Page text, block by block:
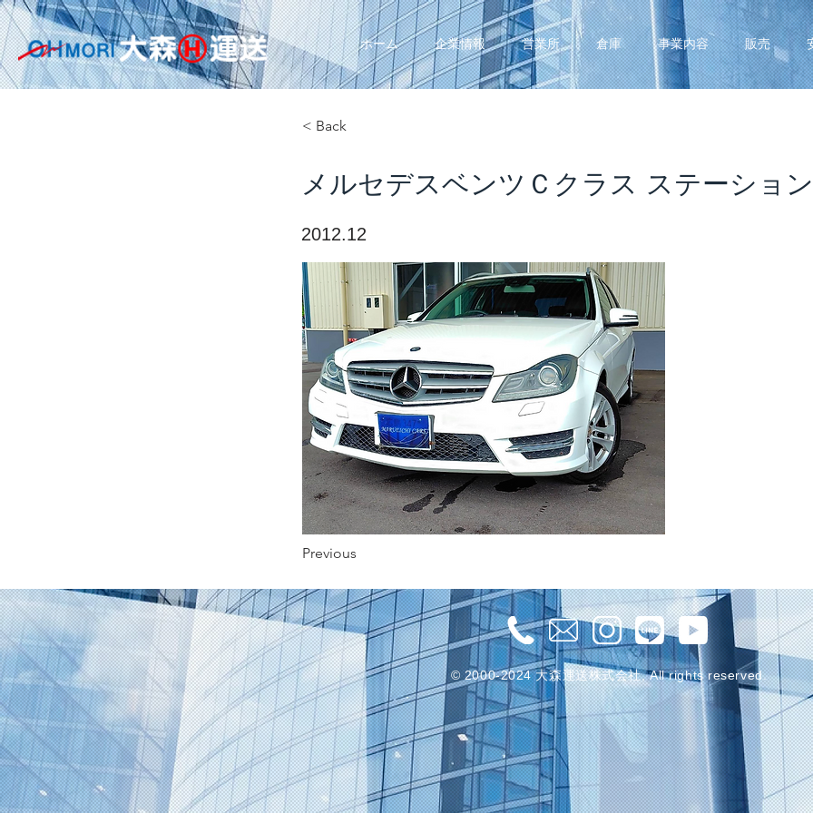
ホーム 企業情報 営業所 倉庫 事業内容 販売
< Back
メルセデスベンツＣクラス ステーショ
2012.12
Previous
© 2000-2024 大森運送株式会社, All rights reserved.